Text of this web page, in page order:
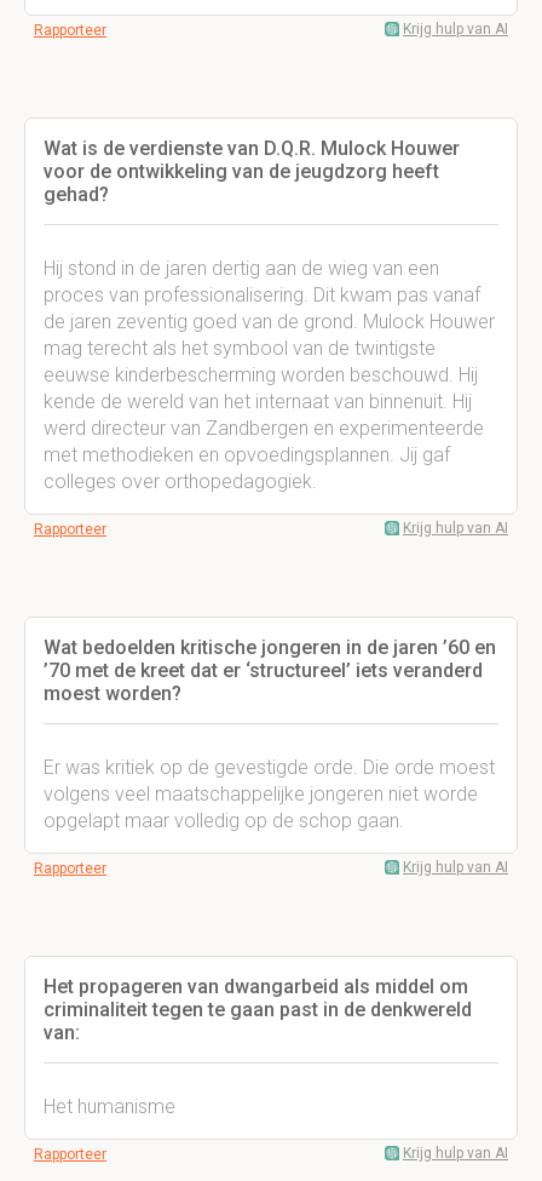
Rapporteer Krijg hulp van AI
Wat is de verdienste van D.Q.R. Mulock Houwer
voor de ontwikkeling van de jeugdzorg heeft
gehad?
Hij stond in de jaren dertig aan de wieg van een
proces van professionalisering. Dit kwam pas vanaf
de jaren zeventig goed van de grond. Mulock Houwer
mag terecht als het symbool van de twintigste
eeuwse kinderbescherming worden beschouwd. Hij
kende de wereld van het internaat van binnenuit. Hij
werd directeur van Zandbergen en experimenteerde
met methodieken en opvoedingsplannen. Jij gaf
colleges over orthopedagogiek.
Rapporteer Krijg hulp van AI
Wat bedoelden kritische jongeren in de jaren ’60 en
’70 met de kreet dat er ‘structureel’ iets veranderd
moest worden?
Er was kritiek op de gevestigde orde. Die orde moest
volgens veel maatschappelijke jongeren niet worde
opgelapt maar volledig op de schop gaan.
Rapporteer Krijg hulp van AI
Het propageren van dwangarbeid als middel om
criminaliteit tegen te gaan past in de denkwereld
van:
Het humanisme
Rapporteer Krijg hulp van AI